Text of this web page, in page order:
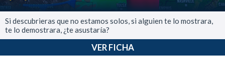
Si descubrieras que no estamos solos, si alguien te lo mostrara,
te lo demostrara, ¿te asustaría?
VER FICHA